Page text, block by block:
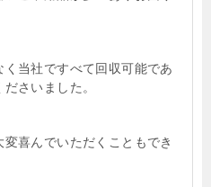
当社ですべて回収可能であ
さいました。
喜んでいただくこともでき